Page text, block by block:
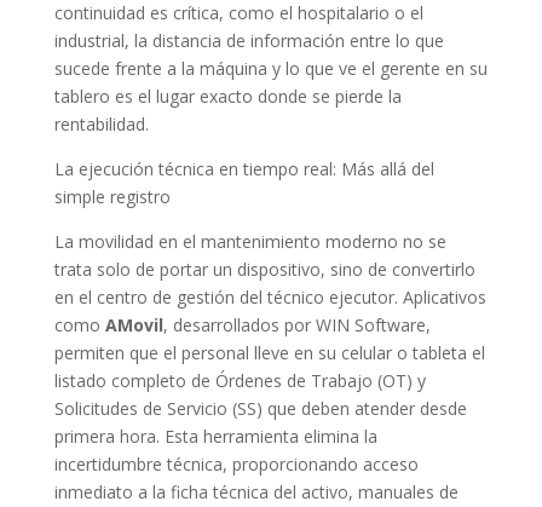
continuidad es crítica, como el hospitalario o el
industrial, la distancia de información entre lo que
sucede frente a la máquina y lo que ve el gerente en su
tablero es el lugar exacto donde se pierde la
rentabilidad.
La ejecución técnica en tiempo real: Más allá del
simple registro
La movilidad en el mantenimiento moderno no se
trata solo de portar un dispositivo, sino de convertirlo
en el centro de gestión del técnico ejecutor. Aplicativos
como AMovil, desarrollados por WIN Software,
permiten que el personal lleve en su celular o tableta el
listado completo de Órdenes de Trabajo (OT) y
Solicitudes de Servicio (SS) que deben atender desde
primera hora. Esta herramienta elimina la
incertidumbre técnica, proporcionando acceso
inmediato a la ficha técnica del activo, manuales de